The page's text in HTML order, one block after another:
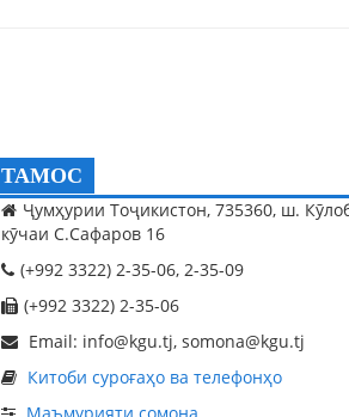
ТАМОС
Ҷумҳурии Тоҷикистон, 735360, ш.
кӯчаи С.Сафаров 16
(+992 3322) 2-35-06, 2-35-09
(+992 3322) 2-35-06
Email: info@kgu.tj, somona@kgu.tj
Китоби суроғаҳо ва телефонҳо